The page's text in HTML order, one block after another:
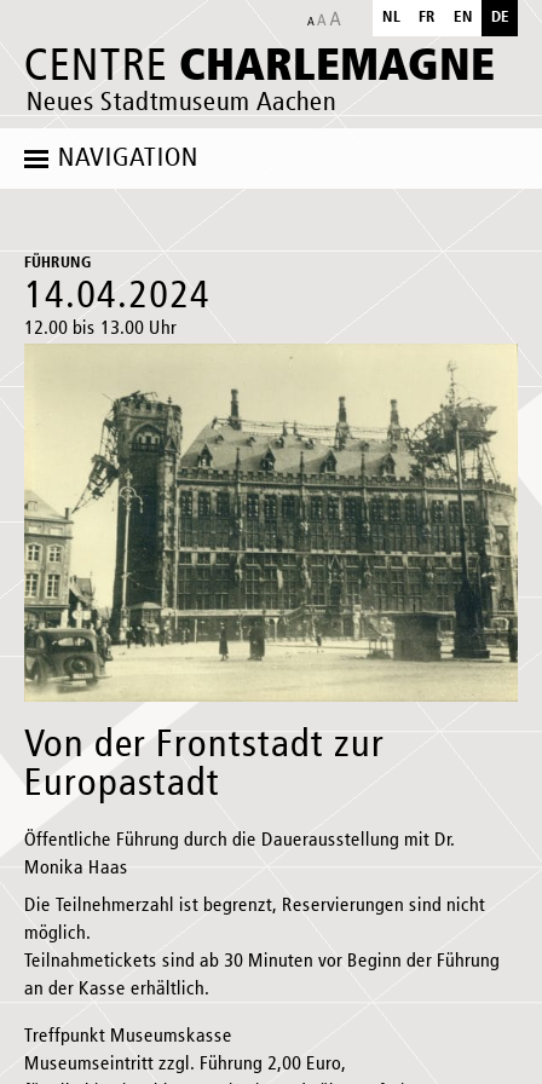
CENTRE CHARLEMAGNE
Neues Stadtmuseum Aachen
NL FR EN DE
NAVIGATION
FÜHRUNG
14.04.2024
12.00 bis 13.00 Uhr
Von der Frontstadt zur
Europastadt
Öffentliche Führung durch die Dauerausstellung mit Dr.
Monika Haas
Die Teilnehmerzahl ist begrenzt, Reservierungen sind nicht
möglich.
Teilnahmetickets sind ab 30 Minuten vor Beginn der Führung
an der Kasse erhältlich.
Treffpunkt Museumskasse
Museumseintritt zzgl. Führung 2,00 Euro,